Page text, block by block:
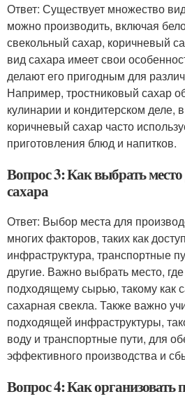
Ответ: Существует множество
можно производить, включая
свекольный сахар, коричневый
вид сахара имеет свои
делают его пригодным для
Например, тростниковый сахар
кулинарии и кондитерском деле,
коричневый сахар часто
приготовления блюд и напитков.
Вопрос 3: Как выбрать место
сахара
Ответ: Выбор места для
многих факторов, таких как
инфраструктура, транспортные
другие. Важно выбрать место, где
подходящему сырью, такому как
сахарная свекла. Также важно
подходящей инфраструктуры,
воду и транспортные пути, для
эффективного производства и
Вопрос 4: Как организовать